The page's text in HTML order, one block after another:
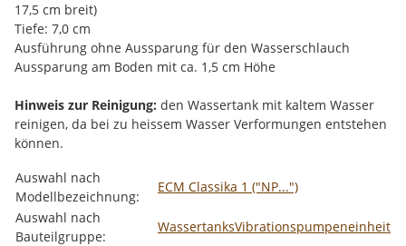
17,5 cm breit)
Tiefe: 7,0 cm
Ausführung ohne Aussparung für den Wasserschlauch
Aussparung am Boden mit ca. 1,5 cm Höhe
Hinweis zur Reinigung: den Wassertank mit kaltem Wasser
reinigen, da bei zu heissem Wasser Verformungen entstehen
können.
Produkteigenschaft
Wert
Auswahl nach
Modellbezeichnung:
ECM Classika 1 ("NP...")
Auswahl nach
Bauteilgruppe:
WassertanksVibrationspumpeneinheit